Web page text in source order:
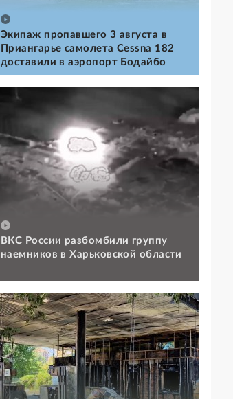
Экипаж пропавшего 3 августа в
Приангарье самолета Cessna 182
доставили в аэропорт Бодайбо
ВКС России разбомбили группу
наемников в Харьковской области